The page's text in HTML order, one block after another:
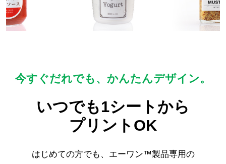
今すぐだれでも、かんたんデザイン。
いつでも1シートから
プリントOK
はじめての方でも、エーワン™製品専用の